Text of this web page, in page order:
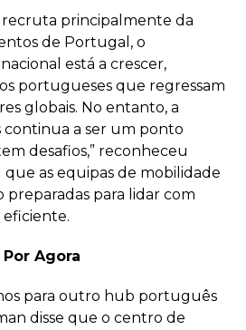
principalmente da
de Portugal, o
está a crescer,
portugueses que regressam
globais. No entanto, a
continua a ser um ponto
desafios,” reconheceu
as equipas de mobilidade
preparadas para lidar com
Agora
para outro hub português
disse que o centro de